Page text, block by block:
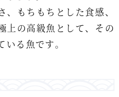
もちもちとした食感、
上の高級魚として、その
る魚です。